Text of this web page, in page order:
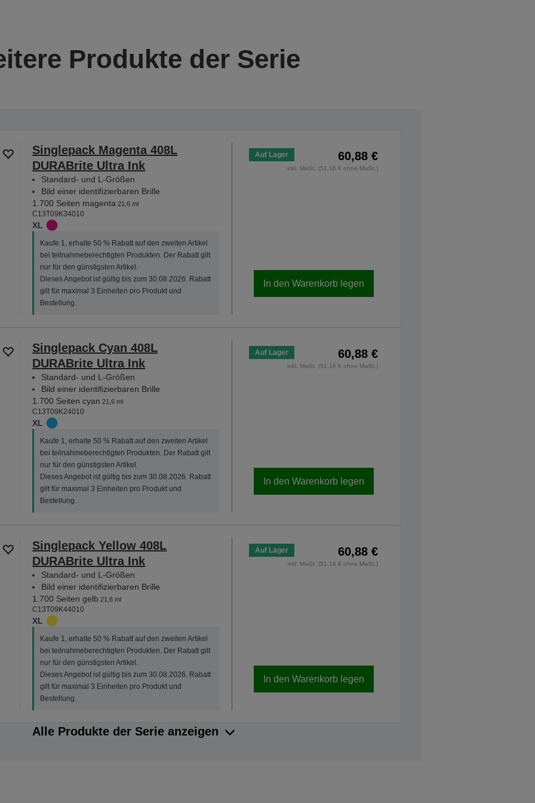
Produkte der Serie
Singlepack Magenta 408L
DURABrite Ultra Ink
Standard- und L-Größen
Bild einer identifizierbaren Brille
1.700 Seiten magenta 21,6 ml
C13T09K34010
XL
Kaufe 1, erhalte 50 % Rabatt auf den zweiten Artikel
bei teilnahmeberechtigten Produkten. Der Rabatt gilt
nur für den günstigsten Artikel.
Dieses Angebot ist gültig bis zum 30.08.2026. Rabatt
gilt für maximal 3 Einheiten pro Produkt und
Bestellung.
Auf Lager 60,88 €
inkl. MwSt. (51,16 € ohne MwSt.)
In den Warenkorb legen
Singlepack Cyan 408L
DURABrite Ultra Ink
Standard- und L-Größen
Bild einer identifizierbaren Brille
1.700 Seiten cyan 21,6 ml
C13T09K24010
XL
Kaufe 1, erhalte 50 % Rabatt auf den zweiten Artikel
bei teilnahmeberechtigten Produkten. Der Rabatt gilt
nur für den günstigsten Artikel.
Dieses Angebot ist gültig bis zum 30.08.2026. Rabatt
gilt für maximal 3 Einheiten pro Produkt und
Bestellung.
Auf Lager 60,88 €
inkl. MwSt. (51,16 € ohne MwSt.)
In den Warenkorb legen
Singlepack Yellow 408L
DURABrite Ultra Ink
Standard- und L-Größen
Bild einer identifizierbaren Brille
1.700 Seiten gelb 21,6 ml
C13T09K44010
XL
Kaufe 1, erhalte 50 % Rabatt auf den zweiten Artikel
bei teilnahmeberechtigten Produkten. Der Rabatt gilt
nur für den günstigsten Artikel.
Dieses Angebot ist gültig bis zum 30.08.2026. Rabatt
gilt für maximal 3 Einheiten pro Produkt und
Bestellung.
Auf Lager 60,88 €
inkl. MwSt. (51,16 € ohne MwSt.)
In den Warenkorb legen
Alle Produkte der Serie anzeigen